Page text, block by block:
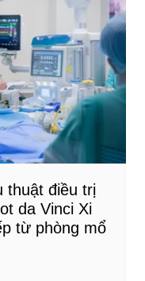
thuật điều trị
da Vinci Xi
từ phòng mổ